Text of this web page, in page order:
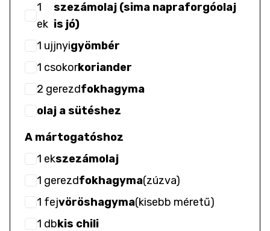
1
ek
szezámolaj (sima napraforgóolaj
is jó)
1 ujjnyigyömbér
1 csokorkoriander
2 gerezdfokhagyma
olaj a sütéshez
A mártogatóshoz
1 ekszezámolaj
1 gerezdfokhagyma(zúzva)
1 fejvöröshagyma(kisebb méretű)
1 dbkis chili